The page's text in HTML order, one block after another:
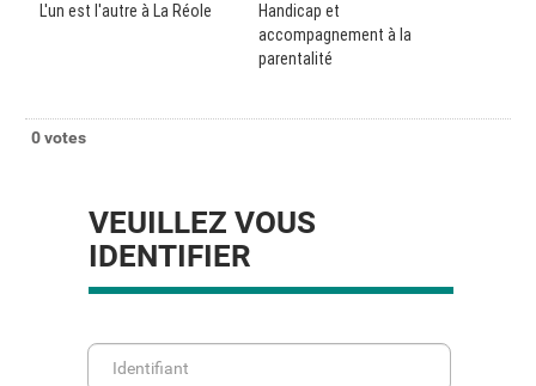
L'un est l'autre à La Réole
Handicap et
accompagnement à la
parentalité
0 votes
VEUILLEZ VOUS
IDENTIFIER